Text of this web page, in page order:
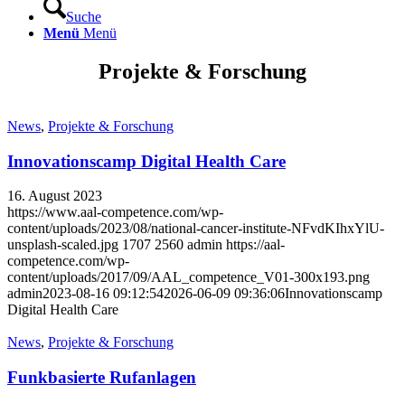
Suche
Menü Menü
Projekte & Forschung
News, Projekte & Forschung
Innovationscamp Digital Health Care
16. August 2023
https://www.aal-competence.com/wp-
content/uploads/2023/08/national-cancer-institute-NFvdKIhxYlU-
unsplash-scaled.jpg 1707 2560 admin https://aal-
competence.com/wp-
content/uploads/2017/09/AAL_competence_V01-300x193.png
admin2023-08-16 09:12:542026-06-09 09:36:06Innovationscamp
Digital Health Care
News, Projekte & Forschung
Funkbasierte Rufanlagen